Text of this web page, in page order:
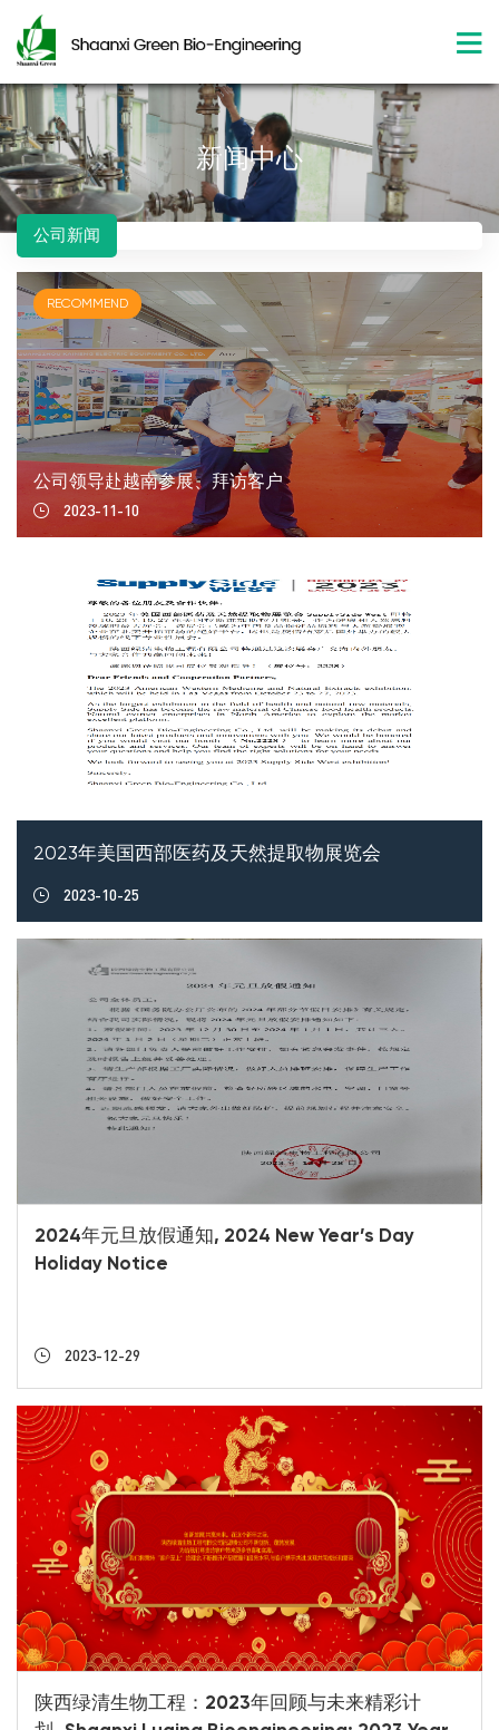
新闻中心
公司新闻
RECOMMEND
公司领导赴越南参展、拜访客户
2023-11-10
2023年美国西部医药及天然提取物展览会
2023-10-25
2024年元旦放假通知, 2024 New Year’s Day
Holiday Notice
2023-12-29
陕西绿清生物工程：2023年回顾与未来精彩计